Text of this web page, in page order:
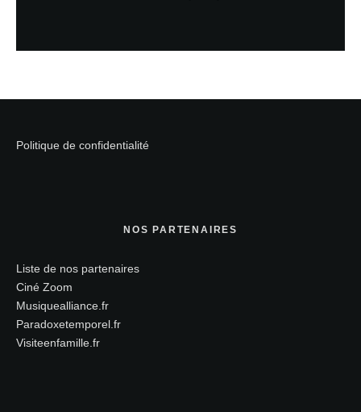
Politique de confidentialité
NOS PARTENAIRES
Liste de nos partenaires
Ciné Zoom
Musiquealliance.fr
Paradoxetemporel.fr
Visiteenfamille.fr